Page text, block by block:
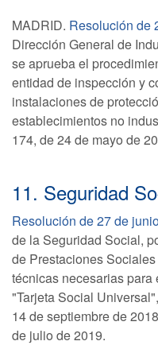
MADRID. Resolución de
Dirección General de
se aprueba el
entidad de inspección y
instalaciones de
establecimientos no
174, de 24 de mayo de
11. Seguridad
Resolución de 27 de
de la Seguridad Social,
de Prestaciones
técnicas necesarias
"Tarjeta Social
14 de septiembre de
de julio de 2019.